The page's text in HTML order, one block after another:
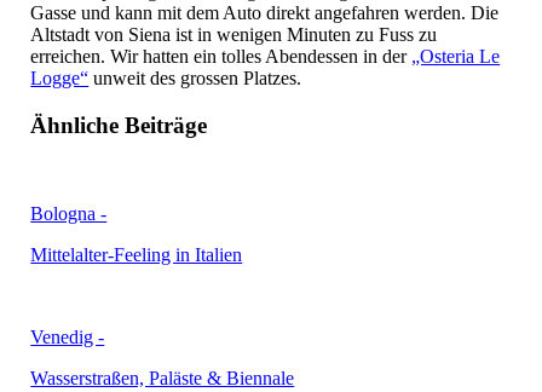
Gasse und kann mit dem Auto direkt angefahren werden. Die
Altstadt von Siena ist in wenigen Minuten zu Fuss zu
erreichen. Wir hatten ein tolles Abendessen in der „Osteria Le
Logge“ unweit des grossen Platzes.
Ähnliche Beiträge
Bologna -
Mittelalter-Feeling in Italien
Venedig -
Wasserstraßen, Paläste & Biennale